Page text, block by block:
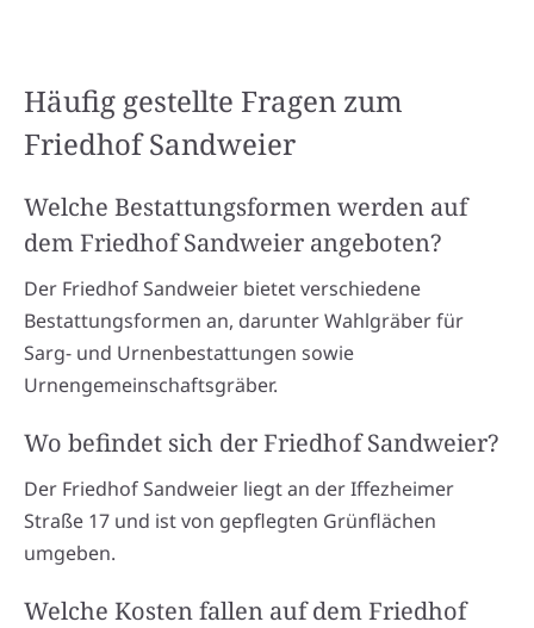
Häufig gestellte Fragen zum
Friedhof Sandweier
Welche Bestattungsformen werden auf
dem Friedhof Sandweier angeboten?
Der Friedhof Sandweier bietet verschiedene
Bestattungsformen an, darunter Wahlgräber für
Sarg- und Urnenbestattungen sowie
Urnengemeinschaftsgräber.
Wo befindet sich der Friedhof Sandweier?
Der Friedhof Sandweier liegt an der Iffezheimer
Straße 17 und ist von gepflegten Grünflächen
umgeben.
Welche Kosten fallen auf dem Friedhof